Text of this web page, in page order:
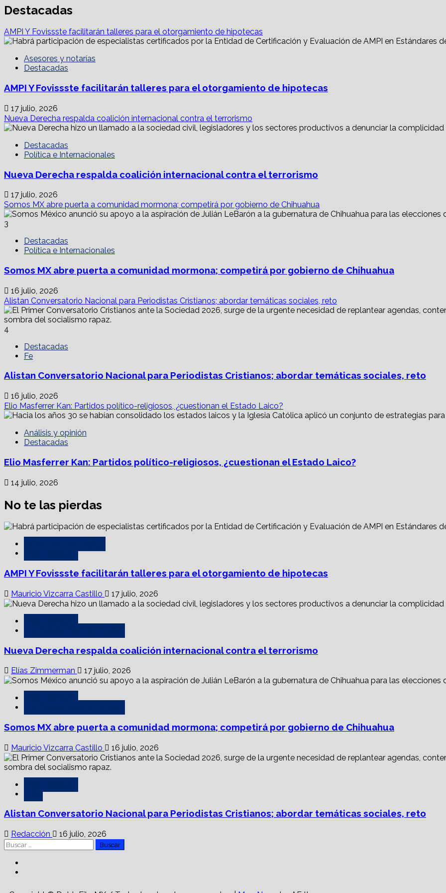
Destacadas
AMPI Y Fovissste facilitarán talleres para el otorgamiento de hipotecas
Asesores y notarías
Destacadas
AMPI Y Fovissste facilitarán talleres para el otorgamiento de hipotecas
17 julio, 2026
Nueva Derecha respalda coalición internacional contra el terrorismo
Destacadas
Política e Internacionales
Nueva Derecha respalda coalición internacional contra el terrorismo
17 julio, 2026
Somos MX abre puerta a comunidad mormona; competirá por gobierno de Chihuahua
3
Destacadas
Política e Internacionales
Somos MX abre puerta a comunidad mormona; competirá por gobierno de Chihuahua
16 julio, 2026
Alistan Conversatorio Nacional para Periodistas Cristianos; abordar temáticas sociales, reto
4
Destacadas
Fe
Alistan Conversatorio Nacional para Periodistas Cristianos; abordar temáticas sociales, reto
16 julio, 2026
Elio Masferrer Kan: Partidos político-religiosos, ¿cuestionan el Estado Laico?
Análisis y opinión
Destacadas
Elio Masferrer Kan: Partidos político-religiosos, ¿cuestionan el Estado Laico?
14 julio, 2026
No te las pierdas
AMPI Y Fovissste facilitarán talleres para el otorgamiento de hipotecas
Mauricio Vizcarra Castillo 17 julio, 2026
Nueva Derecha respalda coalición internacional contra el terrorismo
Elías Zimmerman 17 julio, 2026
Somos MX abre puerta a comunidad mormona; competirá por gobierno de Chihuahua
Mauricio Vizcarra Castillo 16 julio, 2026
Alistan Conversatorio Nacional para Periodistas Cristianos; abordar temáticas sociales, reto
Redacción
16 julio, 2026
Buscar: